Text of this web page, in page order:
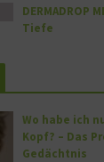
DERMADROP
Tiefe
Wo habe ich
Kopf? – Das
Gedächtnis